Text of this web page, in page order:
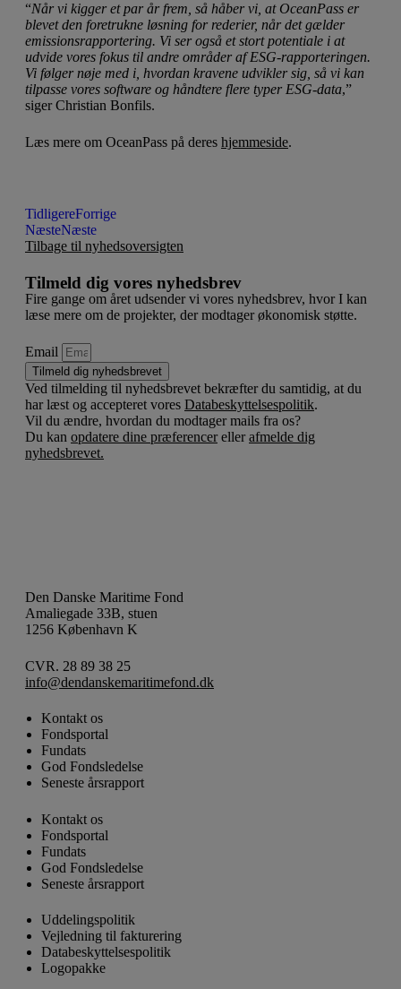
“Når vi kigger et par år frem, så håber vi, at OceanPass er
blevet den foretrukne løsning for rederier, når det gælder
emissionsrapportering. Vi ser også et stort potentiale i at
udvide vores fokus til andre områder af ESG-rapporteringen.
Vi følger nøje med i, hvordan kravene udvikler sig, så vi kan
tilpasse vores software og håndtere flere typer ESG-data,”
siger Christian Bonfils.
Læs mere om OceanPass på deres hjemmeside.
TidligereForrige
NæsteNæste
Tilbage til nyhedsoversigten
Tilmeld dig vores nyhedsbrev
Fire gange om året udsender vi vores nyhedsbrev, hvor I kan
læse mere om de projekter, der modtager økonomisk støtte.
Email
Tilmeld dig nyhedsbrevet
Ved tilmelding til nyhedsbrevet bekræfter du samtidig, at du
har læst og accepteret vores Databeskyttelsespolitik.
Vil du ændre, hvordan du modtager mails fra os?
Du kan opdatere dine præferencerellerafmelde dig
nyhedsbrevet.
Den Danske Maritime Fond
Amaliegade 33B, stuen
1256 København K
CVR. 28 89 38 25
info@dendanskemaritimefond.dk
Kontakt os
Fondsportal
Fundats
God Fondsledelse
Seneste årsrapport
Kontakt os
Fondsportal
Fundats
God Fondsledelse
Seneste årsrapport
Uddelingspolitik
Vejledning til fakturering
Databeskyttelsespolitik
Logopakke